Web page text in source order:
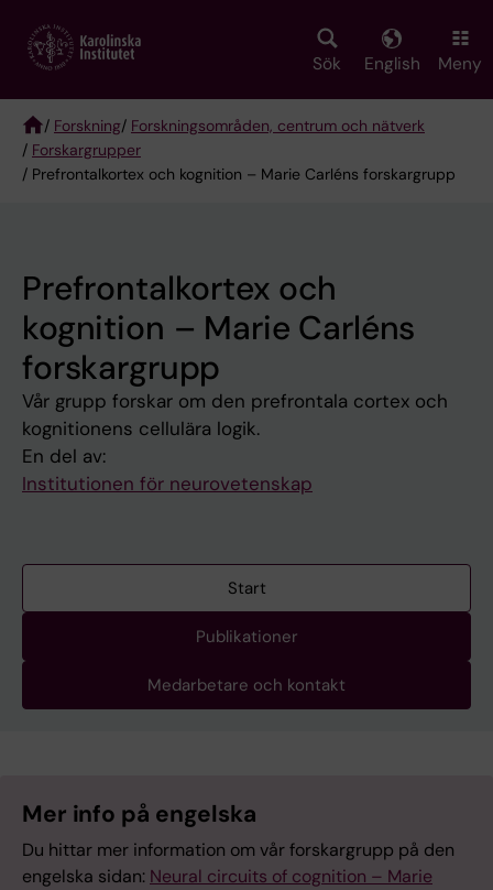
main
Sök English Meny
Breadcrumb
/ Forskning/ Forskningsområden, centrum och nätverk
/ Forskargrupper
/ Prefrontalkortex och kognition – Marie Carléns forskargrupp
Prefrontalkortex och
kognition – Marie Carléns
forskargrupp
Vår grupp forskar om den prefrontala cortex och
kognitionens cellulära logik.
En del av:
Institutionen för neurovetenskap
Start
Publikationer
Medarbetare och kontakt
Mer info på engelska
Du hittar mer information om vår forskargrupp på den
engelska sidan: Neural circuits of cognition – Marie